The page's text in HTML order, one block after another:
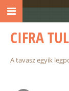
CIFRA
A tavasz egyik